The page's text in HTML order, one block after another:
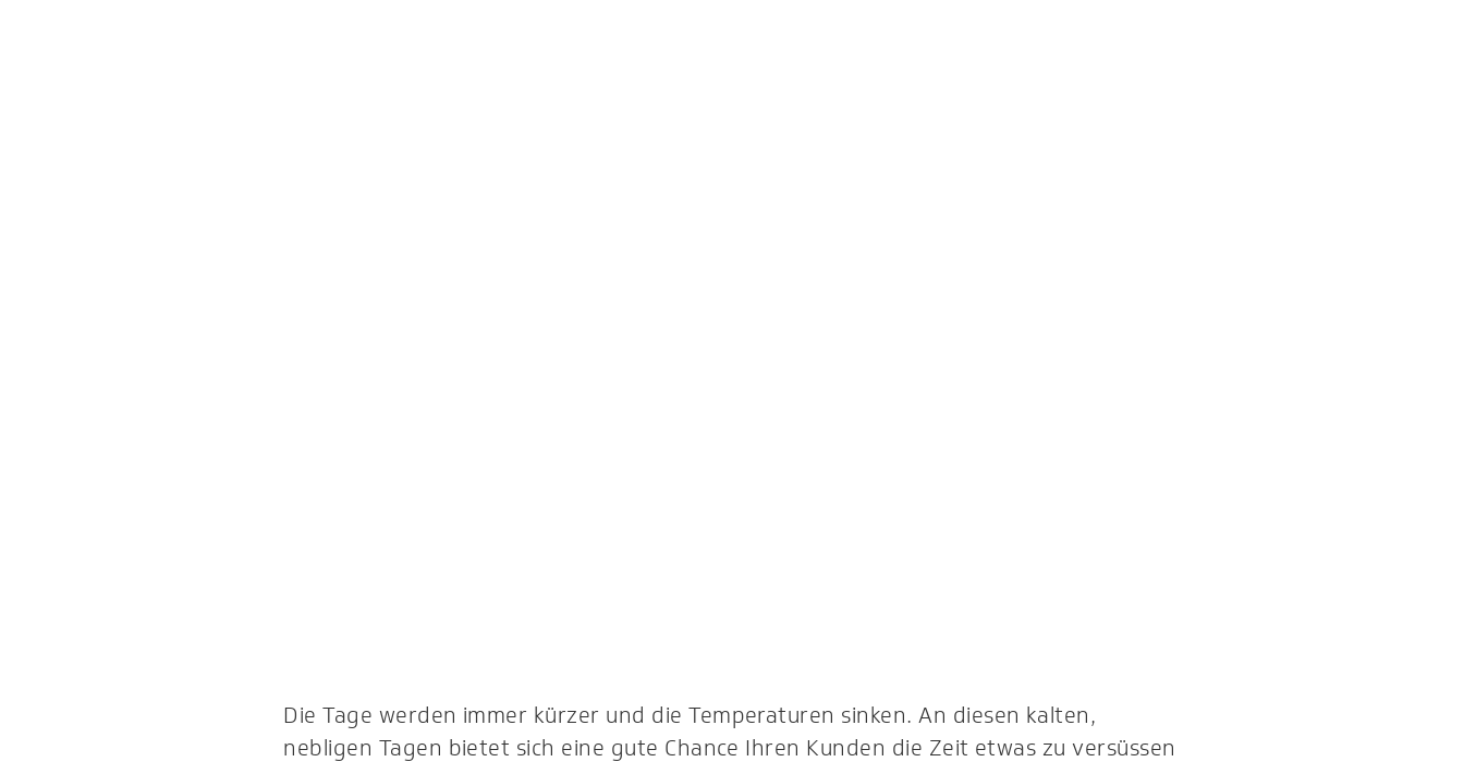
Die Tage werden immer kürzer und die Temperaturen sinken. An diesen kalten,
nebligen Tagen bietet sich eine gute Chance Ihren Kunden die Zeit etwas zu versüssen